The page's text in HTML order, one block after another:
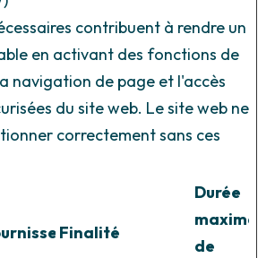
contribuent à rendre un
en activant des fonctions de
navigation de page et l'accès
du site web. Le site web ne
correctement sans ces
Finalité
Durée
maximale
de